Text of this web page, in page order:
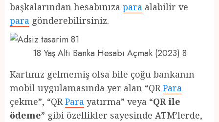
başkalarından hesabınıza para alabilir ve
para gönderebilirsiniz.
18 Yaş Altı Banka Hesabı Açmak (2023) 8
Kartınız gelmemiş olsa bile çoğu bankanın
mobil uygulamasında yer alan “QRPara
çekme”, “QRPara yatırma” veya “QR ile
ödeme” gibi özellikler sayesinde ATM’lerde,